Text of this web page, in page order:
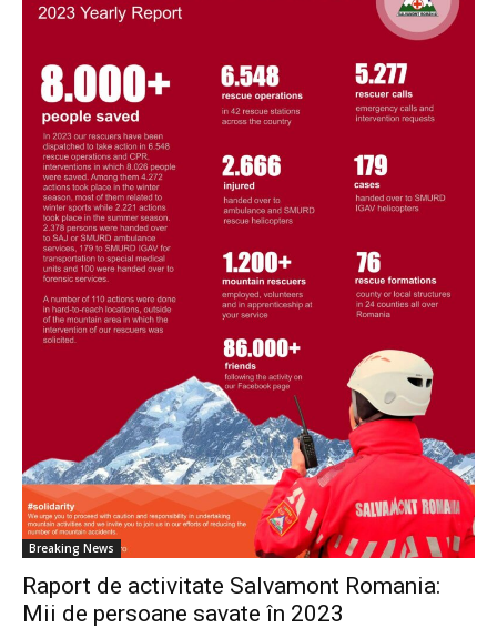
Breaking News
Raport de activitate Salvamont Romania:
Mii de persoane savate în 2023